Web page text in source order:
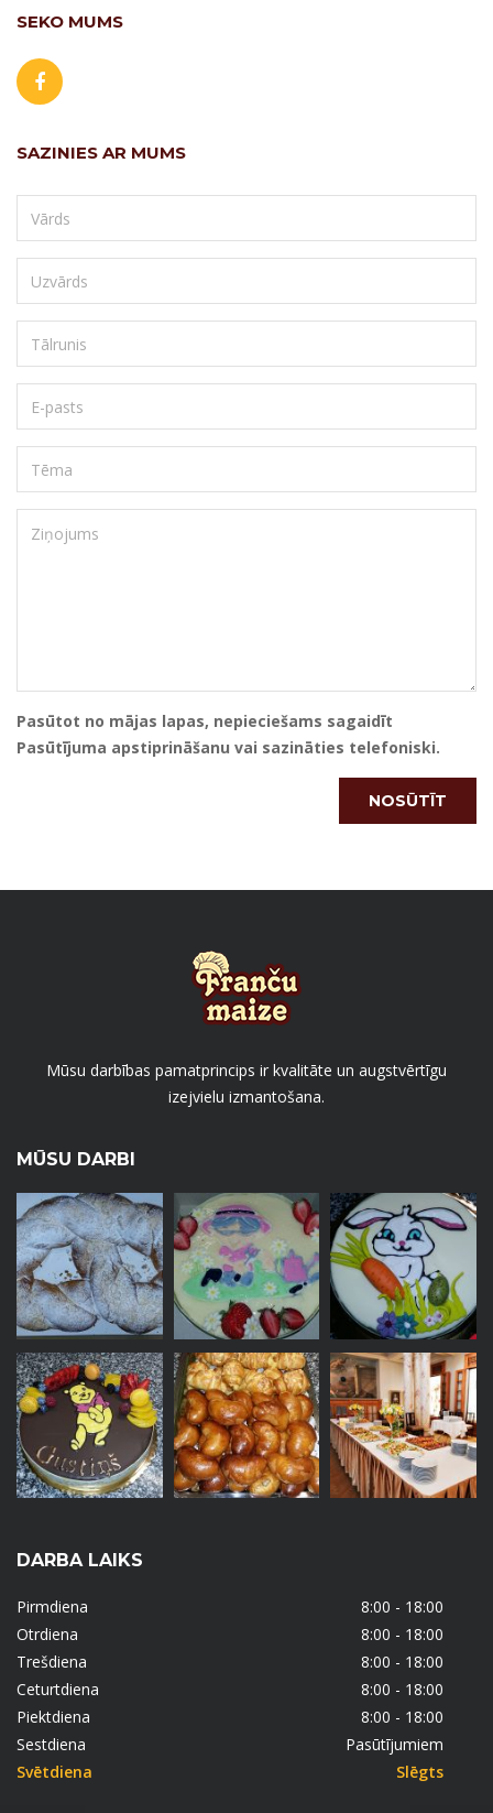
SEKO MUMS
SAZINIES AR MUMS
Pasūtot no mājas lapas, nepieciešams sagaidīt
Pasūtījuma apstiprināšanu vai sazināties telefoniski.
Mūsu darbības pamatprincips ir kvalitāte un augstvērtīgu
izejvielu izmantošana.
MŪSU DARBI
DARBA LAIKS
Pirmdiena
8:00 - 18:00
Otrdiena
8:00 - 18:00
Trešdiena
8:00 - 18:00
Ceturtdiena
8:00 - 18:00
Piektdiena
8:00 - 18:00
Sestdiena
Pasūtījumiem
Svētdiena
Slēgts